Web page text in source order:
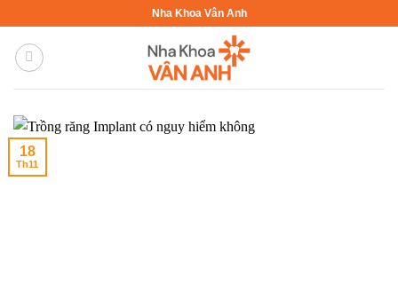
nội
Nha Khoa Vân Anh
18
Th11